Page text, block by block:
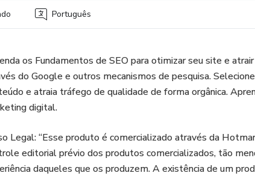
Português
os Fundamentos de SEO para otimizar seu site e
do Google e outros mecanismos de pesquisa.
e atraia tráfego de qualidade de forma orgânica.
digital.
Legal: “Esse produto é comercializado através da
editorial prévio dos produtos comercializados, tão
daqueles que os produzem. A existência de um